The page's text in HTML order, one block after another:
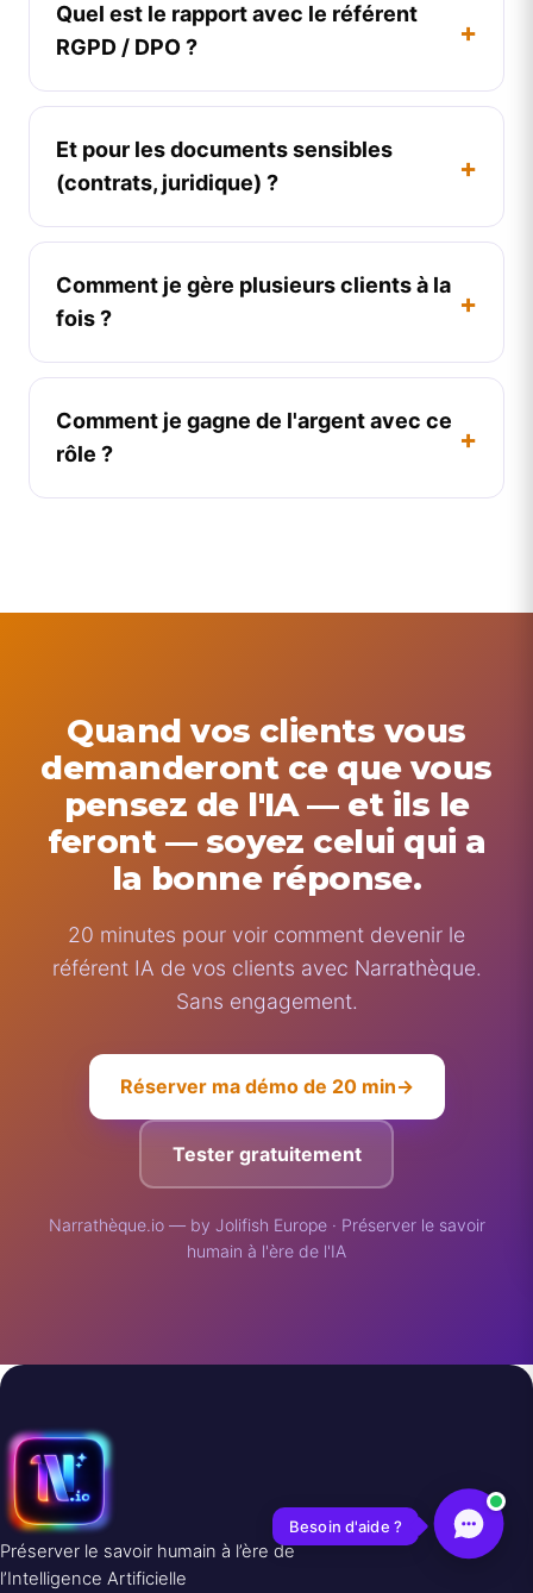
Quel est le rapport avec le référent
RGPD / DPO ?
+
Et pour les documents sensibles
(contrats, juridique) ?
+
Comment je gère plusieurs clients à la
fois ?
+
Comment je gagne de l'argent avec ce
rôle ?
+
Quand vos clients vous
demanderont ce que vous
pensez de l'IA — et ils le
feront — soyez celui qui a
la bonne réponse.
20 minutes pour voir comment devenir le
référent IA de vos clients avec Narrathèque.
Sans engagement.
Réserver ma démo de 20 min→
Tester gratuitement
Narrathèque.io — by Jolifish Europe · Préserver le savoir
humain à l'ère de l'IA
Préserver le savoir humain à l’ère de
l’Intelligence Artificielle
Besoin d'aide ?